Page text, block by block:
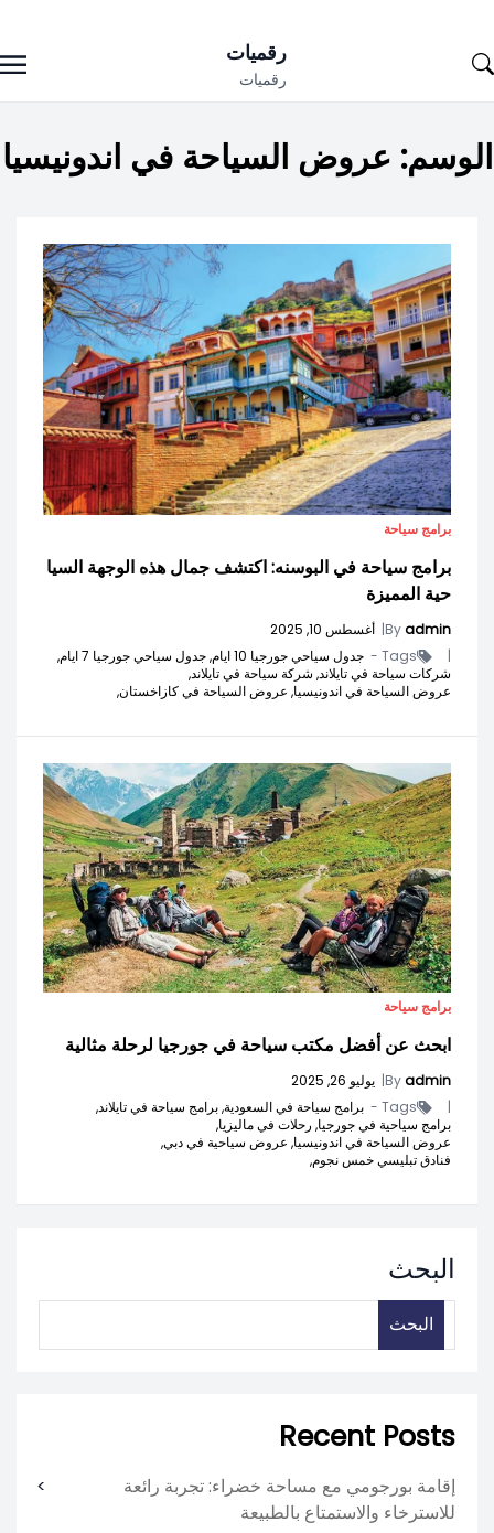
to
رقميات
رقميات
الوسم: عروض السياحة في اندونيسيا
برامج سياحة
برامج سياحة في البوسنه: اكتشف جمال هذه الوجهة السيا
حية المميزة
Byadmin
| أغسطس 10, 2025
|
Tags - جدول سياحي جورجيا 10 ايام,
جدول سياحي جورجيا 7 ايام,
شركات سياحة في تايلاند, شركة سياحة في تايلاند,
عروض السياحة في اندونيسيا, عروض السياحة في كازاخستان,
برامج سياحة
ابحث عن أفضل مكتب سياحة في جورجيا لرحلة مثالية
Byadmin
| يوليو 26, 2025
|
Tags - برامج سياحة في السعودية,برامج سياحة في تايلاند,
برامج سياحية في جورجيا, رحلات في ماليزيا,
عروض السياحة في اندونيسيا, عروض سياحية في دبي,
فنادق تبليسي خمس نجوم,
البحث
البحث
Recent Posts
إقامة بورجومي مع مساحة خضراء: تجربة رائعة
للاسترخاء والاستمتاع بالطبيعة